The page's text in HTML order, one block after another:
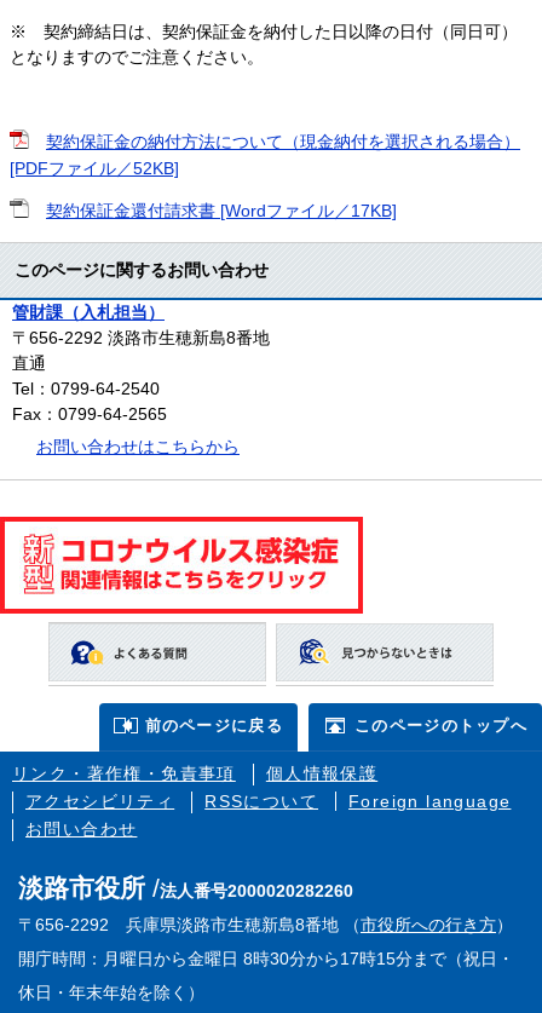
※ 契約締結日は、契約保証金を納付した日以降の日付（同日可）
となりますのでご注意ください。
契約保証金の納付方法について（現金納付を選択される場合）
[PDFファイル／52KB]
契約保証金還付請求書 [Wordファイル／17KB]
このページに関するお問い合わせ
管財課（入札担当）
〒656-2292 淡路市生穂新島8番地
直通
Tel：0799-64-2540
Fax：0799-64-2565
お問い合わせはこちらから
前のページに戻る このページのトップへ
リンク・著作権・免責事項
個人情報保護
アクセシビリティ
RSSについて
Foreign language
お問い合わせ
淡路市役所
法人番号2000020282260
〒656-2292 兵庫県淡路市生穂新島8番地 （市役所への行き方）
開庁時間：月曜日から金曜日 8時30分から17時15分まで（祝日・
休日・年末年始を除く）